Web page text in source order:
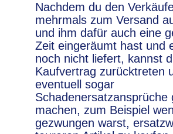
Nachdem du den
mehrmals zum Versand
und ihm dafür auch eine
Zeit eingeräumt hast und
noch nicht liefert, kannst
Kaufvertrag zurücktreten
eventuell sogar
Schadenersatzansprüche
machen, zum Beispiel
gezwungen warst,